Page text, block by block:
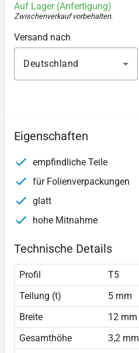
Auf Lager (Anfertigung)
Zwischenverkauf vorbehalten.
Versand nach
Deutschland
Eigenschaften
empfindliche Teile
für Folienverpackungen
glatt
hohe Mitnahme
Technische Details
Profil
T5
Teilung (t)
5 mm
Breite
12 mm
Gesamthöhe
3,2 mm